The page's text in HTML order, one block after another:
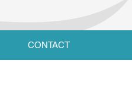
CONTACT